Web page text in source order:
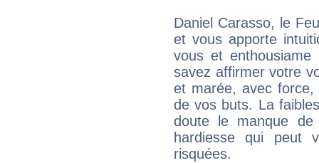
Daniel Carasso, le
et vous apporte
vous et
savez affirmer votre
et marée, avec
de vos buts. La
doute le manque
hardiesse qui peut
risquées.